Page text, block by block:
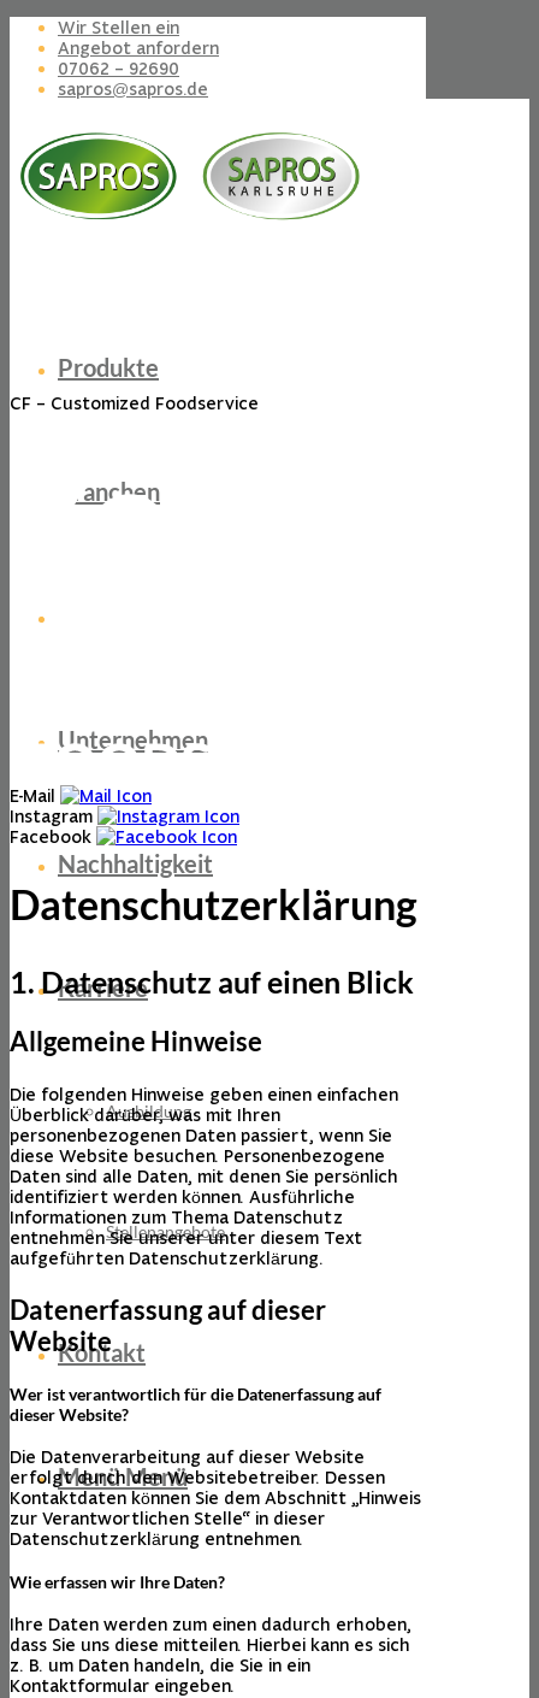
Wir Stellen ein
Angebot anfordern
07062 – 92690
sapros@sapros.de
Produkte
Branchen
Unternehmen
Nachhaltigkeit
Karriere
Ausbildung
Stellenangebote
Kontakt
Menü Menü
CF – Customized Foodservice
E-Mail
Instagram
Facebook
Datenschutz­erklärung
1. Datenschutz auf einen Blick
Allgemeine Hinweise
Die folgenden Hinweise geben einen einfachen
Überblick darüber, was mit Ihren
personenbezogenen Daten passiert, wenn Sie
diese Website besuchen. Personenbezogene
Daten sind alle Daten, mit denen Sie persönlich
identifiziert werden können. Ausführliche
Informationen zum Thema Datenschutz
entnehmen Sie unserer unter diesem Text
aufgeführten Datenschutzerklärung.
Datenerfassung auf dieser
Website
Wer ist verantwortlich für die Datenerfassung auf
dieser Website?
Die Datenverarbeitung auf dieser Website
erfolgt durch den Websitebetreiber. Dessen
Kontaktdaten können Sie dem Abschnitt „Hinweis
zur Verantwortlichen Stelle“ in dieser
Datenschutzerklärung entnehmen.
Wie erfassen wir Ihre Daten?
Ihre Daten werden zum einen dadurch erhoben,
dass Sie uns diese mitteilen. Hierbei kann es sich
z. B. um Daten handeln, die Sie in ein
Kontaktformular eingeben.